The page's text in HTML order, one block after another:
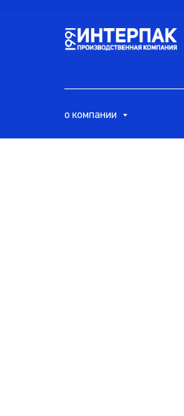
о компании